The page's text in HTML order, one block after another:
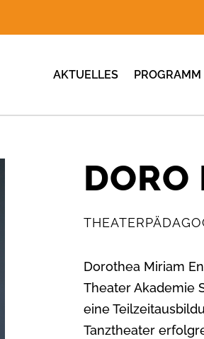
AKTUELLES PROGRAMM
DORO
Dorothea Miriam
Theater Akademie
eine
Tanztheater